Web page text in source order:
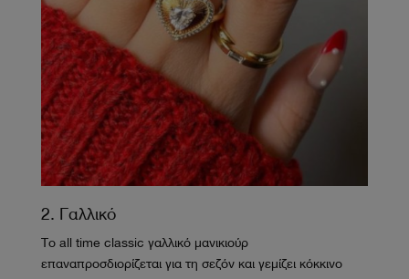
2. Γαλλικό
Το all time classic γαλλικό μανικιούρ
επαναπροσδιορίζεται για τη σεζόν και γεμίζει κόκκινο